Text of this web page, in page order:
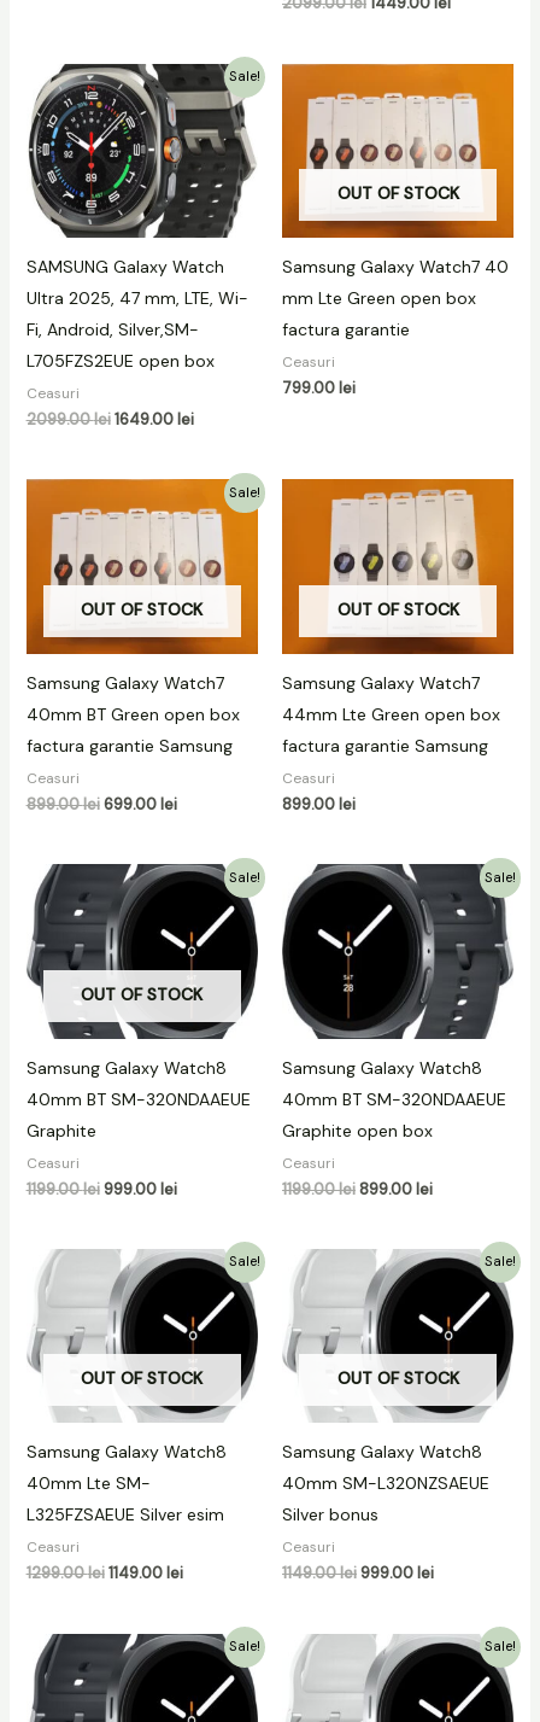
2099.00lei1449.00lei
Sale!
SAMSUNG Galaxy Watch
Ultra 2025, 47 mm, LTE, Wi-
Fi, Android, Silver,SM-
L705FZS2EUE open box
Ceasuri
2099.00lei
Prețul
inițial
a
fost:
2099.00 lei.
1649.00 lei
Prețul
curent
este:
1649.00 lei.
OUT OF STOCK
Samsung Galaxy Watch7 40
mm Lte Green open box
factura garantie
Ceasuri
799.00 lei
Sale!
OUT OF STOCK
Samsung Galaxy Watch7
40mm BT Green open box
factura garantie Samsung
Ceasuri
899.00lei
inițial
899.00 lei.
699.00 lei
curent
este:
699.00 lei.
OUT OF STOCK
Samsung Galaxy Watch7
44mm Lte Green open box
factura garantie Samsung
Ceasuri
899.00 lei
Sale!
OUT OF STOCK
Samsung Galaxy Watch8
40mm BT SM-320NDAAEUE
Graphite
Ceasuri
1199.00lei
Prețul
inițial
fost:
1199.00 lei.
999.00 lei
Prețul
curent
999.00 lei.
Sale!
Samsung Galaxy Watch8
40mm BT SM-320NDAAEUE
Graphite open box
Ceasuri
1199.00lei
Prețul
inițial
fost:
1199.00 lei.
899.00 lei
curent
este:
899.00 lei.
Sale!
OUT OF STOCK
Samsung Galaxy Watch8
40mm Lte SM-
L325FZSAEUE Silver esim
Ceasuri
1299.00lei
Prețul
inițial
a
fost:
1299.00 lei.
1149.00lei
Prețul
curent
1149.00 lei.
Sale!
OUT OF STOCK
Samsung Galaxy Watch8
40mm SM-L320NZSAEUE
Silver bonus
Ceasuri
1149.00lei
Prețul
inițial
a
fost:
1149.00 lei.
999.00lei
Prețul
curent
999.00 lei.
Sale!
Prețul
inițial
fost:
Prețul
899.00 lei.
Sale!
Prețul
inițial
a
fost:
Prețul
899.00 lei.